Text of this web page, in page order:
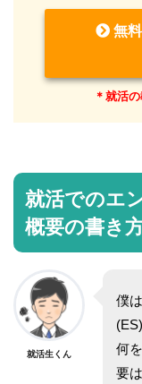
無料
＊就活
就活でのエ
概要の書き
就活生くん
僕
何
要